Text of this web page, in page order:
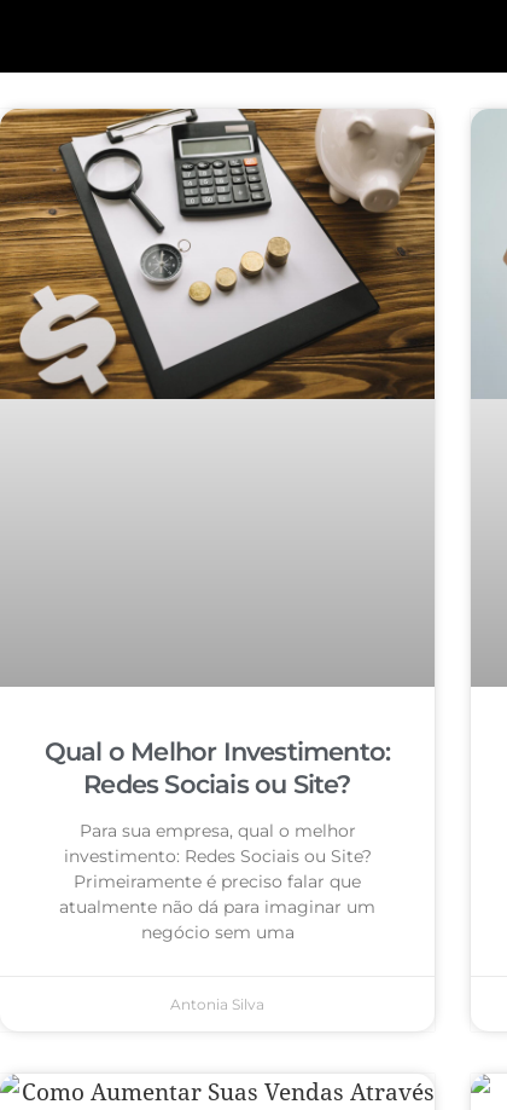
Qual o Melhor Investimento:
Redes Sociais ou Site?
Para sua empresa, qual o melhor
investimento: Redes Sociais ou Site?
Primeiramente é preciso falar que
atualmente não dá para imaginar um
negócio sem uma
Antonia Silva